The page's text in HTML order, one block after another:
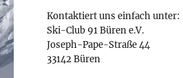
Kontaktiert uns einfach unter:
Ski-Club 91 Büren e.V.
Joseph-Pape-Straße 44
33142 Büren